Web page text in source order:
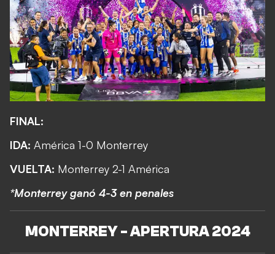
FINAL:
IDA: América 1-0 Monterrey
VUELTA: Monterrey 2-1 América
*Monterrey ganó 4-3 en penales
MONTERREY - APERTURA 2024